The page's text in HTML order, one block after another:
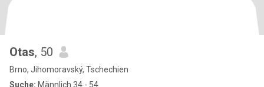
Otas, 50
Brno, Jihomoravský, Tschechien
Suche: Männlich 34 - 54